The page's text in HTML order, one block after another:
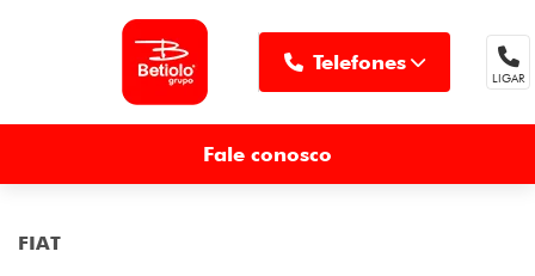
Telefones
LIGAR
Fale conosco
FIAT